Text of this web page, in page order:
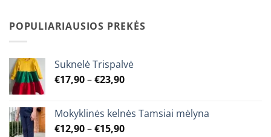
through
€9,90
POPULIARIAUSIOS PREKĖS
Suknelė Trispalvė
€17,90–€23,90Price
through
€23,90
Mokyklinės kelnės Tamsiai mėlyna
€12,90–€15,90Price